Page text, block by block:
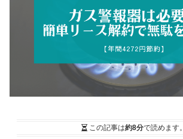
この記事は約8分で読めます。